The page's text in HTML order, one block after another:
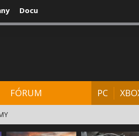
Docu
FÓRUM PC